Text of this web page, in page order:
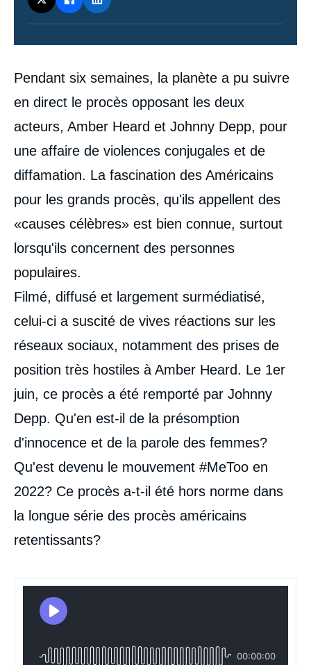
Contenu
intervention
médiatique
Pendant six semaines, la planète a pu suivre
en direct le procès opposant les deux
acteurs, Amber Heard et Johnny Depp, pour
une affaire de violences conjugales et de
diffamation. La fascination des Américains
pour les grands procès, qu'ils appellent des
«causes célèbres» est bien connue, surtout
lorsqu'ils concernent des personnes
populaires.
Filmé, diffusé et largement surmédiatisé,
celui-ci a suscité de vives réactions sur les
réseaux sociaux, notamment des prises de
position très hostiles à Amber Heard. Le 1er
juin, ce procès a été remporté par Johnny
Depp. Qu'en est-il de la présomption
d'innocence et de la parole des femmes?
Qu'est devenu le mouvement #MeToo en
2022? Ce procès a-t-il été hors norme dans
la longue série des procès américains
retentissants?